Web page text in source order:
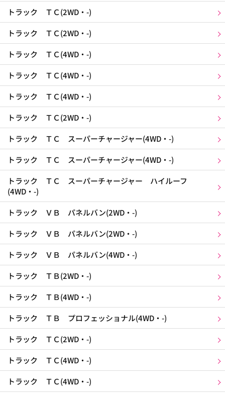
トラック ＴＣ(2WD・-)
トラック ＴＣ(2WD・-)
トラック ＴＣ(4WD・-)
トラック ＴＣ(4WD・-)
トラック ＴＣ(4WD・-)
トラック ＴＣ(2WD・-)
トラック ＴＣ スーパーチャージャー(4WD・-)
トラック ＴＣ スーパーチャージャー(4WD・-)
トラック ＴＣ スーパーチャージャー ハイルーフ
(4WD・-)
トラック ＶＢ パネルバン(2WD・-)
トラック ＶＢ パネルバン(2WD・-)
トラック ＶＢ パネルバン(4WD・-)
トラック ＴＢ(2WD・-)
トラック ＴＢ(4WD・-)
トラック ＴＢ プロフェッショナル(4WD・-)
トラック ＴＣ(2WD・-)
トラック ＴＣ(4WD・-)
トラック ＴＣ(4WD・-)